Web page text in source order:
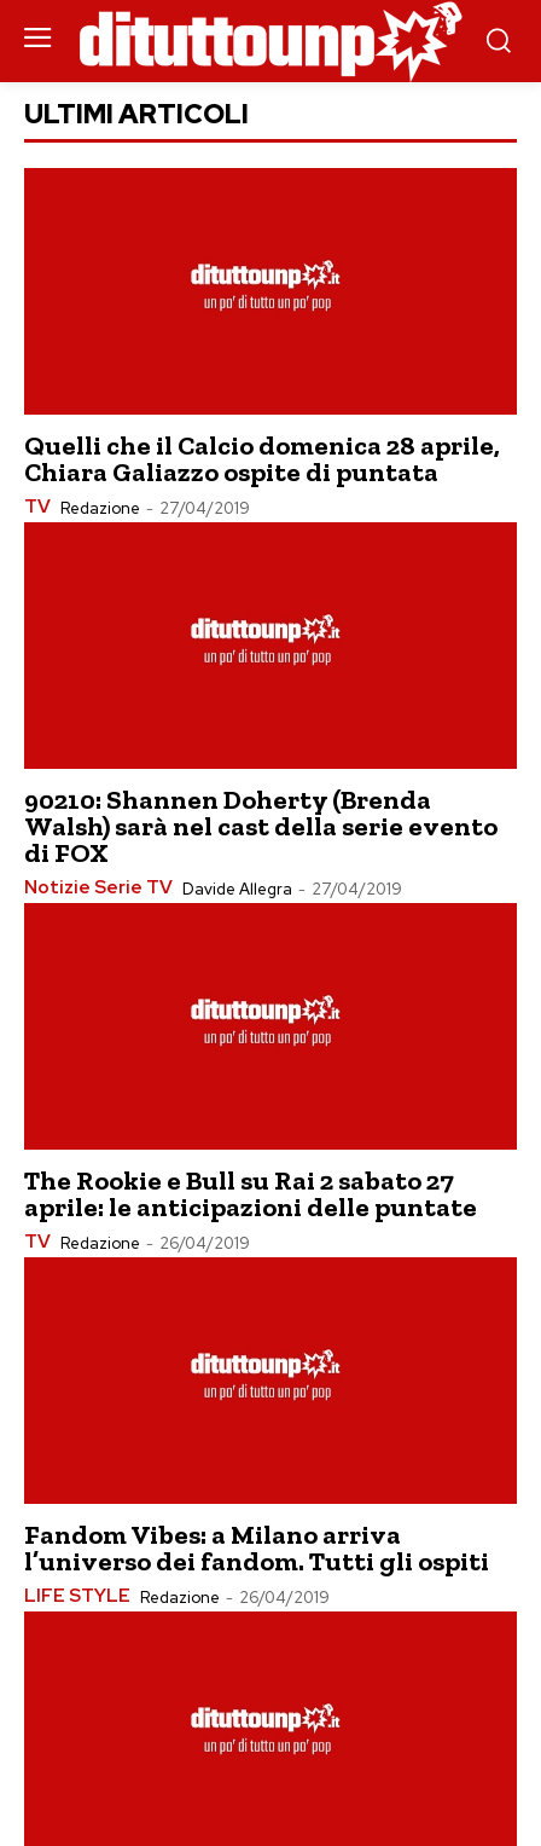
ULTIMI ARTICOLI
Quelli che il Calcio domenica 28 aprile,
Chiara Galiazzo ospite di puntata
TV Redazione - 27/04/2019
90210: Shannen Doherty (Brenda
Walsh) sarà nel cast della serie evento
di FOX
Notizie Serie TV Davide Allegra - 27/04/2019
The Rookie e Bull su Rai 2 sabato 27
aprile: le anticipazioni delle puntate
TV Redazione - 26/04/2019
Fandom Vibes: a Milano arriva
l’universo dei fandom. Tutti gli ospiti
LIFE STYLE Redazione - 26/04/2019